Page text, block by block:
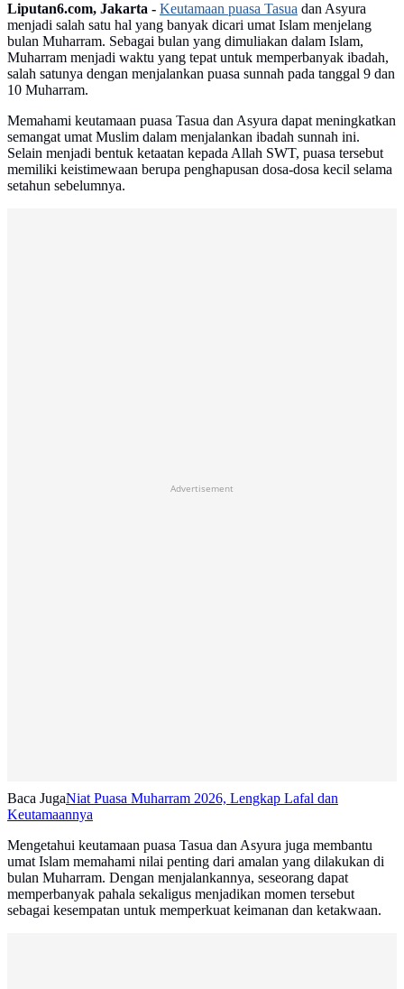
Liputan6.com, Jakarta - Keutamaan puasa Tasua dan Asyura
menjadi salah satu hal yang banyak dicari umat Islam menjelang
bulan Muharram. Sebagai bulan yang dimuliakan dalam Islam,
Muharram menjadi waktu yang tepat untuk memperbanyak ibadah,
salah satunya dengan menjalankan puasa sunnah pada tanggal 9 dan
10 Muharram.
Memahami keutamaan puasa Tasua dan Asyura dapat meningkatkan
semangat umat Muslim dalam menjalankan ibadah sunnah ini.
Selain menjadi bentuk ketaatan kepada Allah SWT, puasa tersebut
memiliki keistimewaan berupa penghapusan dosa-dosa kecil selama
setahun sebelumnya.
Advertisement
Baca JugaNiat Puasa Muharram 2026, Lengkap Lafal dan
Keutamaannya
Mengetahui keutamaan puasa Tasua dan Asyura juga membantu
umat Islam memahami nilai penting dari amalan yang dilakukan di
bulan Muharram. Dengan menjalankannya, seseorang dapat
memperbanyak pahala sekaligus menjadikan momen tersebut
sebagai kesempatan untuk memperkuat keimanan dan ketakwaan.